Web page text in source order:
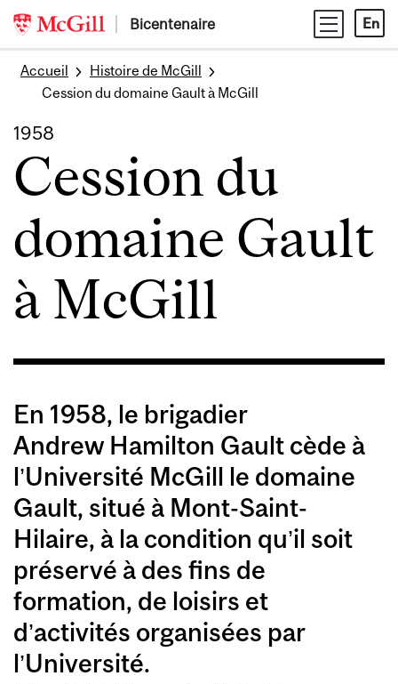
Skip
content
Bicentenaire En
Accueil
Histoire de McGill
Cession du domaine Gault à McGill
1958
Cession du
domaine Gault
à McGill
En 1958, le brigadier
Andrew Hamilton Gault cède à
l’Université McGill le domaine
Gault, situé à Mont-Saint-
Hilaire, à la condition qu’il soit
préservé à des fins de
formation, de loisirs et
d’activités organisées par
l’Université.